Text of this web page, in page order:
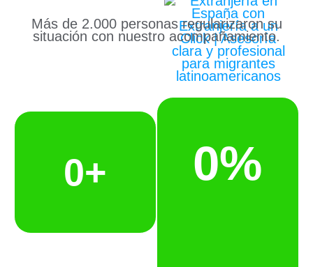
Más de 2.000 personas regularizaron su
situación con nuestro acompañamiento.
0+ 0%